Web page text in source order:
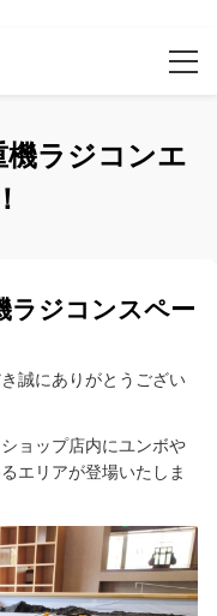
ラジコンエ
ラジコンスペー
誠にありがとうござい
ョップ店内にユンボや
エリアが登場いたしま